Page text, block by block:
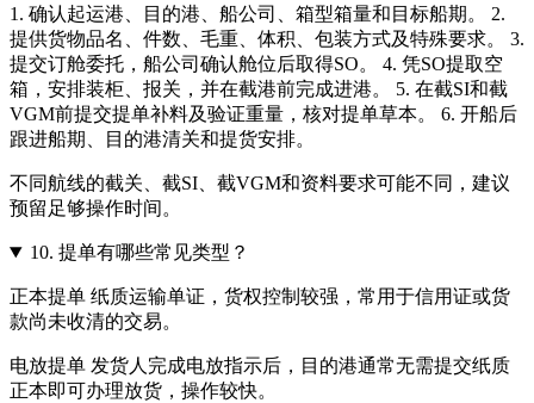
1. 确认起运港、目的港、船公司、箱型箱量和目标船期。 2.
提供货物品名、件数、毛重、体积、包装方式及特殊要求。 3.
提交订舱委托，船公司确认舱位后取得SO。 4. 凭SO提取空
箱，安排装柜、报关，并在截港前完成进港。 5. 在截SI和截
VGM前提交提单补料及验证重量，核对提单草本。 6. 开船后
跟进船期、目的港清关和提货安排。
不同航线的截关、截SI、截VGM和资料要求可能不同，建议
预留足够操作时间。
10. 提单有哪些常见类型？
正本提单 纸质运输单证，货权控制较强，常用于信用证或货
款尚未收清的交易。
电放提单 发货人完成电放指示后，目的港通常无需提交纸质
正本即可办理放货，操作较快。